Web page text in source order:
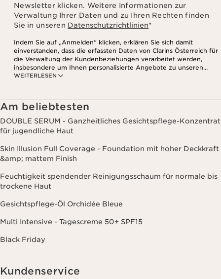
Newsletter klicken. Weitere Informationen zur
Verwaltung Ihrer Daten und zu Ihren Rechten finden
Sie in unseren Datenschutzrichtlinien*
WEITERLESEN
Indem Sie auf „Anmelden“ klicken, erklären Sie sich damit
einverstanden, dass die erfassten Daten von Clarins Österreich für
die Verwaltung der Kundenbeziehungen verarbeitet werden,
insbesondere um Ihnen personalisierte Angebote zu unseren
Produkten und Dienstleistungen entsprechend Ihrem
Websites Dritter, sowie für analytische Zwecke.
Am beliebtesten
DOUBLE SERUM - Ganzheitliches Gesichtspflege-Konzentrat
für jugendliche Haut
Skin Illusion Full Coverage - Foundation mit hoher Deckkraft
&amp; mattem Finish
Feuchtigkeit spendender Reinigungsschaum für normale bis
trockene Haut
Gesichtspflege-Öl Orchidée Bleue
Multi Intensive - Tagescreme 50+ SPF15
Black Friday
Kundenservice